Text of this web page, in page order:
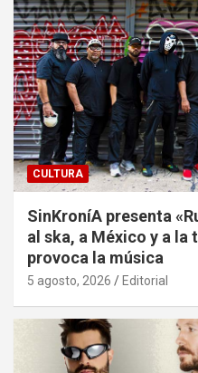
CULTURA
SinKroníA presenta
al ska, a México y a
provoca la música
5 agosto, 2026 Editorial